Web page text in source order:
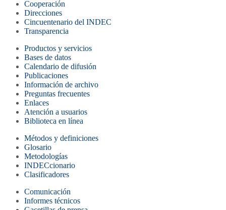
Cooperación
Direcciones
Cincuentenario del INDEC
Transparencia
Productos y servicios
Bases de datos
Calendario de difusión
Publicaciones
Información de archivo
Preguntas frecuentes
Enlaces
Atención a usuarios
Biblioteca en línea
Métodos y definiciones
Glosario
Metodologías
INDECcionario
Clasificadores
Comunicación
Informes técnicos